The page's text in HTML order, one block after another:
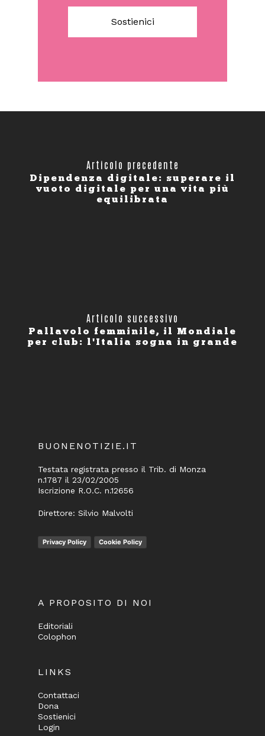
Sostienici
Articolo precedente
Dipendenza digitale: superare il
vuoto digitale per una vita più
equilibrata
Articolo successivo
Pallavolo femminile, il Mondiale
per club: l'Italia sogna in grande
BUONENOTIZIE.IT
Testata registrata presso il Trib. di Monza
n.1787 il 23/02/2005
Iscrizione R.O.C. n.12656
Direttore: Silvio Malvolti
Privacy Policy Cookie Policy
A PROPOSITO DI NOI
Editoriali
Colophon
LINKS
Contattaci
Dona
Sostienici
Login